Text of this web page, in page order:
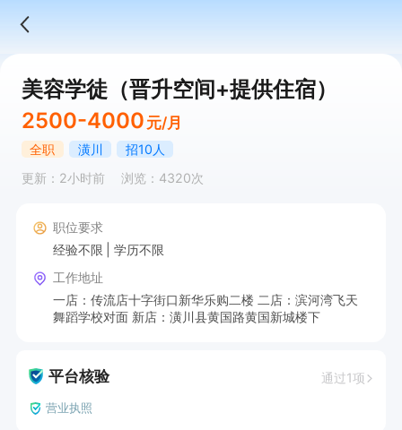
美容学徒（晋升空间+提供住宿）
2500-4000 元/月
全职 潢川
招10人
更新：2小时前
浏览：4320次
职位要求
经验不限
学历不限
工作地址
一店：传流店十字街口新华乐购二楼 二店：滨河湾飞天
舞蹈学校对面 新店：潢川县黄国路黄国新城楼下
平台核验 通过1项
营业执照